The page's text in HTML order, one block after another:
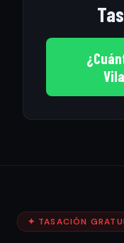
✦ TASACIÓN